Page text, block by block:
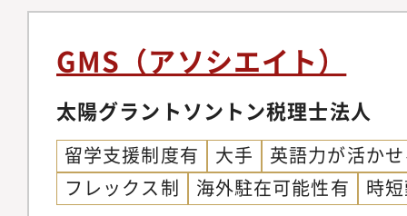
業の海外進出を支援
ただける方を求めて
パートナーのもとで
ネーションの経験を
始まります。クライ
ファームとのコミュ
だくことで自らのコ
もクライアントから
は、クライアントの
動的・独立自律的に
GMS（アソシエイト）
太陽グラントソントン税理士法人
留学支援制度有 大手
英語力が活か
フレックス制
海外駐在可能性有 時